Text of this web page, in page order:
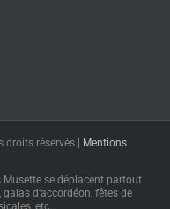
droits réservés |
Mentions
Musette se déplacent partout
d'accordéon, fêtes de